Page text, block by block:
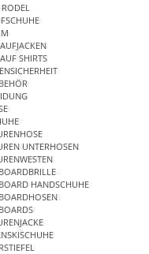
SHIRTS
UNTERHOSEN
HANDSCHUHE